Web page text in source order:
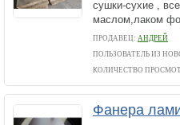
сушки-сухие ,
маслом,лаком
ПРОДАВЕЦ: АНДРЕЙ
ПОЛЬЗОВАТЕЛЬ ИЗ
КОЛИЧЕСТВО
Фанера